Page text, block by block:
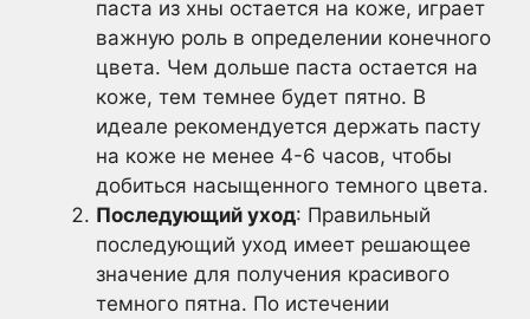
паста из хны остается на коже, играет
важную роль в определении конечного
цвета. Чем дольше паста остается на
коже, тем темнее будет пятно. В
идеале рекомендуется держать пасту
на коже не менее 4-6 часов, чтобы
добиться насыщенного темного цвета.
Последующий уход: Правильный
последующий уход имеет решающее
значение для получения красивого
темного пятна. По истечении